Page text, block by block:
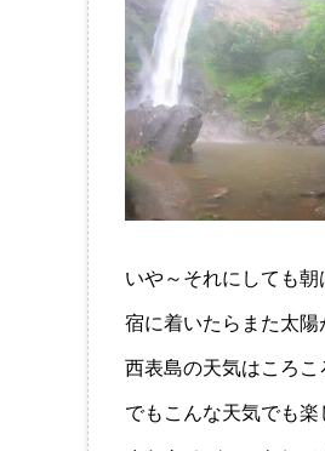
いや～それにしても朝
宿に着いたらまた太陽
西表島の天気はころこ
でもこんな天気でも楽